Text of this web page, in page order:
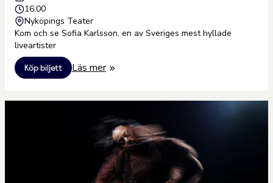
16:00
Nyköpings Teater
Kom och se Sofia Karlsson, en av Sveriges mest hyllade
liveartister
Köp biljett Läs mer